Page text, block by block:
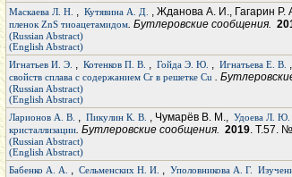
Маскаева Л. Н. , Кутявина А. Д. , Жданова А. И., Гагарин Р.
пленок ZnS тиоацетамидом. Бутлеровские сообщения.
(Russian Abstract)
(English Abstract)
Игнатьев И. Э. , Котенков П. В. , Гойда Э. Ю. , Игнатьева Е. В.
свойств сплава с содержанием Cr в решетке Сu .
(Russian Abstract)
(English Abstract)
Ларионов А. В. , Пикулин К. В. , Чумарёв В. М., Удоева Л. Ю.
кристаллизации. Бутлеровские сообщения. 2019. Т.57.
(Russian Abstract)
(English Abstract)
Бабенко А. А.
, Сельменских Н. И. , Уполовникова А. Г.